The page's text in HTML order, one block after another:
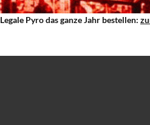
Legale Pyro das ganze Jahr bestellen: